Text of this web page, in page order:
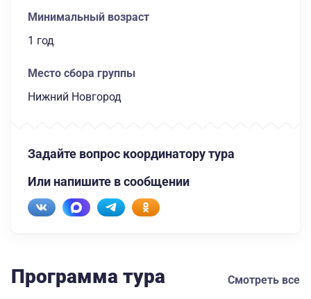
Минимальный возраст
1 год
Место сбора группы
Нижний Новгород
Задайте вопрос координатору тура
Или напишите в сообщении
Программа тура Смотреть все